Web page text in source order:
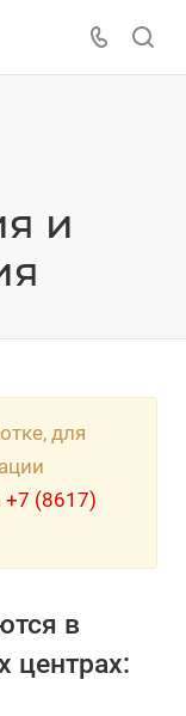
и
для
+7 (8617)
в
центрах: